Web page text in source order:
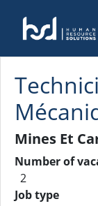
Mines Et
Number of
2
Job type